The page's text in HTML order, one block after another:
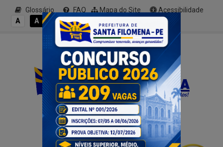
Glossário FAQ Mapa do Site
Acessibilidade
A
A A- A A+